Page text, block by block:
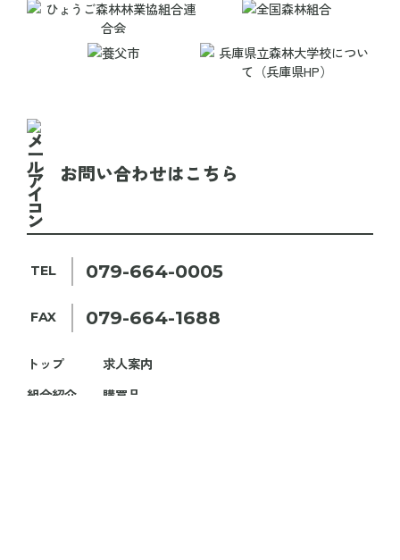
お問い合わせはこちら
TEL 079-664-0005
FAX 079-664-1688
トップ
組合紹介
求人案内
購買品